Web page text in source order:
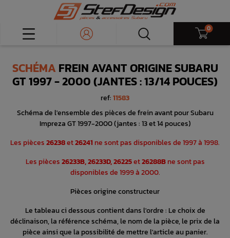
0
SCHÉMA FREIN AVANT ORIGINE SUBARU
GT 1997 - 2000 (JANTES : 13/14 POUCES)
ref:11583
Schéma de l'ensemble des pièces de frein avant pour Subaru
Impreza GT 1997-2000 (jantes : 13 et 14 pouces)
Les pièces26238et26241 ne sont pas disponibles de 1997 à 1998.
Les pièces26233B, 26233D, 26225et26288Bne sont pas
disponibles de 1999 à 2000.
Pièces origine constructeur
Le tableau ci dessous contient dans l'ordre : Le choix de
déclinaison, la référence schéma, le nom de la pièce, le prix de la
pièce ainsi que la possibilité de mettre l'article au panier.